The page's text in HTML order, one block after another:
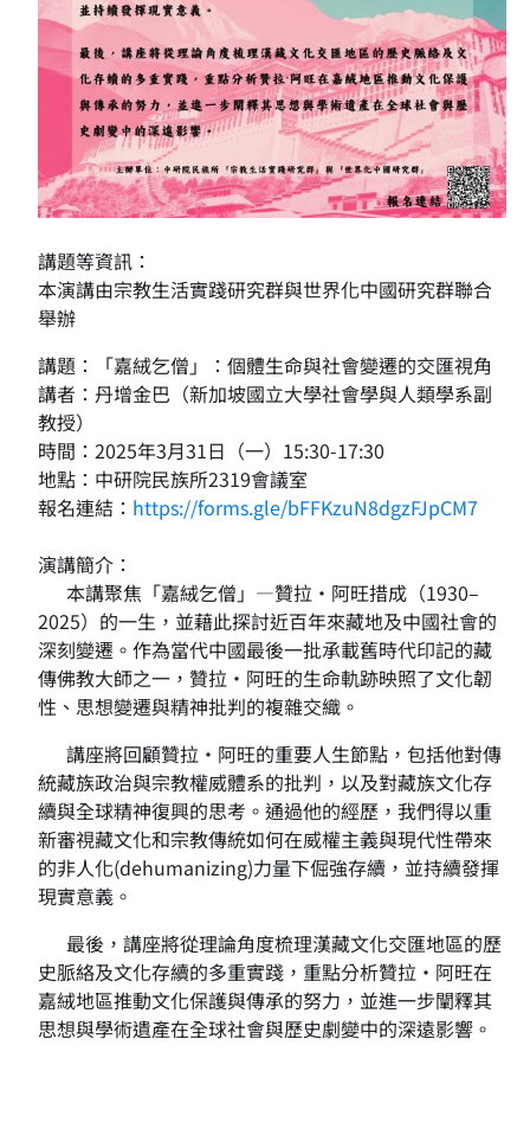
講題等資訊：
本演講由宗教生活實踐研究群與世界化中國研究群聯合
舉辦
講題：「嘉絨乞僧」：個體生命與社會變遷的交匯視角
講者：丹增金巴（新加坡國立大學社會學與人類學系副
教授）
時間：2025年3月31日（一）15:30-17:30
地點：中研院民族所2319會議室
報名連結： https://forms.gle/bFFKzuN8dgzFJpCM7
演講簡介：
本講聚焦「嘉絨乞僧」—贊拉·阿旺措成（1930–
2025）的一生，並藉此探討近百年來藏地及中國社會的
深刻變遷。作為當代中國最後一批承載舊時代印記的藏
傳佛教大師之一，贊拉·阿旺的生命軌跡映照了文化韌
性、思想變遷與精神批判的複雜交織。
講座將回顧贊拉·阿旺的重要人生節點，包括他對傳
統藏族政治與宗教權威體系的批判，以及對藏族文化存
續與全球精神復興的思考。通過他的經歷，我們得以重
新審視藏文化和宗教傳統如何在威權主義與現代性帶來
的非人化(dehumanizing)力量下倔強存續，並持續發揮
現實意義。
最後，講座將從理論角度梳理漢藏文化交匯地區的歷
史脈絡及文化存續的多重實踐，重點分析贊拉·阿旺在
嘉絨地區推動文化保護與傳承的努力，並進一步闡釋其
思想與學術遺產在全球社會與歷史劇變中的深遠影響。